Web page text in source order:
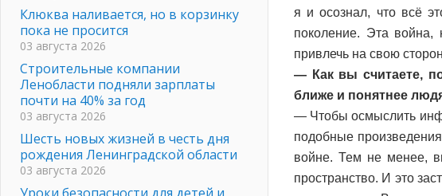
я и осознал, что всё
поколение. Эта
привлечь на свою
— Как вы считаете,
ближе и понятнее
— Чтобы осмыслить
подобные
войне. Тем не менее,
пространство. И это
Клюква наливается, но в корзинку
пока не просится
03 августа 2026
Строительные компании
Ленобласти подняли зарплаты
почти на 40% за год
03 августа 2026
Шесть новых жизней в честь дня
рождения Ленинградской области
03 августа 2026